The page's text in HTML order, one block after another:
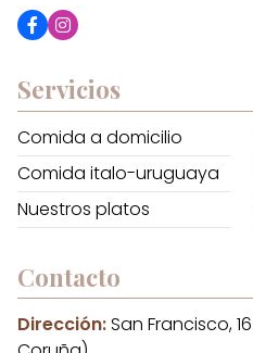
Servicios
Comida a domicilio
Comida italo-uruguaya
Nuestros platos
Contacto
Dirección:San Francisco,